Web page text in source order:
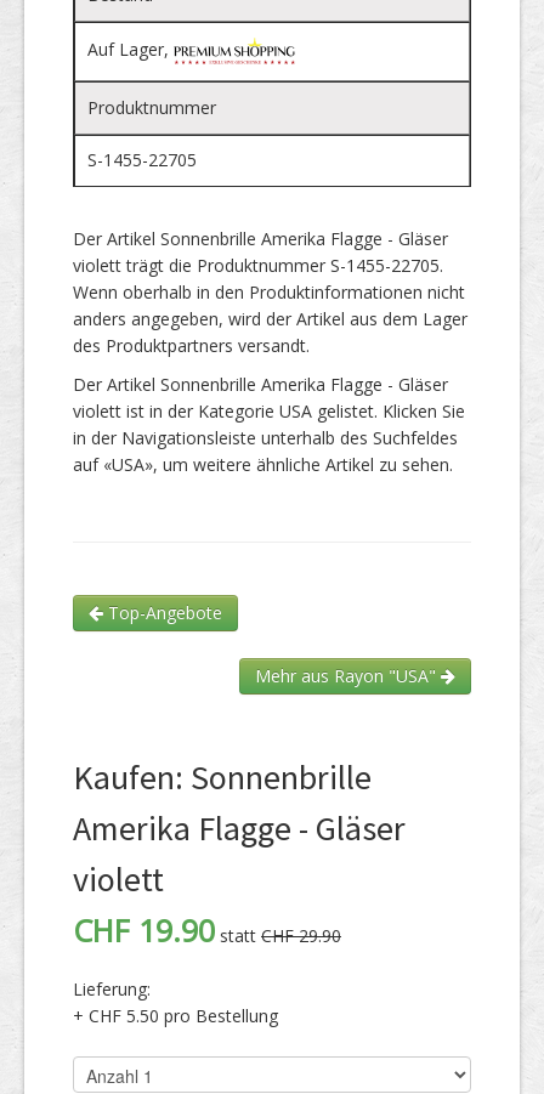
Auf Lager,
Produktnummer
S-1455-22705
Der Artikel Sonnenbrille Amerika Flagge - Gläser
violett trägt die Produktnummer S-1455-22705.
Wenn oberhalb in den Produktinformationen nicht
anders angegeben, wird der Artikel aus dem Lager
des Produktpartners versandt.
Der Artikel Sonnenbrille Amerika Flagge - Gläser
violett ist in der Kategorie USA gelistet. Klicken Sie
in der Navigationsleiste unterhalb des Suchfeldes
auf «USA», um weitere ähnliche Artikel zu sehen.
Top-Angebote
Mehr aus Rayon "USA"
Kaufen: Sonnenbrille
Amerika Flagge - Gläser
violett
CHF 19.90 statt CHF 29.90
Lieferung:
+ CHF 5.50 pro Bestellung